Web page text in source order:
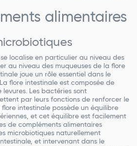
alimentaires
localise en particulier au niveau des
au niveau des muqueuses de la flore
joue un rôle essentiel dans le
flore intestinale est composée de
Les bactéries sont
par leurs fonctions de renforcer le
flore intestinale possède un équilibre
et cet équilibre est facilement
de compléments alimentaires
microbiotiques naturellement
et intervenant dans le